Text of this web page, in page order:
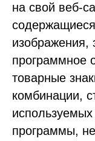
на свой веб-
изображения,
программное
товарные
комбинации,
программы,